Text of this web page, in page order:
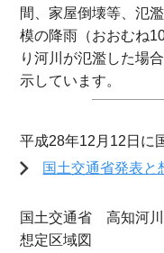
間、家屋倒壊等、氾
模の降雨（おおむね
り河川が氾濫した場
示しています。
平成28年12月12日に
国土交通省発表と
国土交通省 高知河川
想定区域図